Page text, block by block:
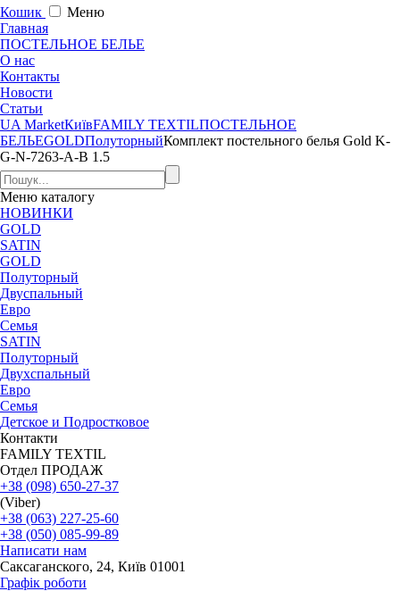
Кошик
Меню
Главная
ПОСТЕЛЬНОЕ БЕЛЬЕ
О нас
Контакты
Новости
Статьи
UA MarketКиївFAMILY TEXTILПОСТЕЛЬНОЕ
БЕЛЬЕGOLDПолуторныйКомплект постельного белья Gold K-
G-N-7263-A-B 1.5
Меню каталогу
НОВИНКИ
GOLD
SATIN
GOLD
Полуторный
Двуспальный
Евро
Семья
SATIN
Полуторный
Двухспальный
Евро
Семья
Детское и Подростковое
Контакти
FAMILY TEXTIL
Отдел ПРОДАЖ
+38 (098) 650-27-37
(Viber)
+38 (063) 227-25-60
+38 (050) 085-99-89
Написати нам
Саксаганского, 24, Київ 01001
Графік роботи